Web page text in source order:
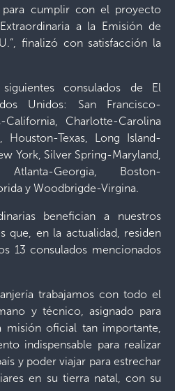
para cumplir con el proyecto
a la Emisión de
finalizó con satisfacción la
consulados de El
Unidos: San Francisco-
Charlotte-Carolina
Houston-Texas, Long Island-
York, Silver Spring-Maryland,
Georgia, Boston-
y Woodbrigde-Virgina.
benefician a nuestros
que, en la actualidad, residen
13 consulados mencionados
trabajamos con todo el
y técnico, asignado para
misión oficial tan importante,
indispensable para realizar
y poder viajar para estrechar
en su tierra natal, con su